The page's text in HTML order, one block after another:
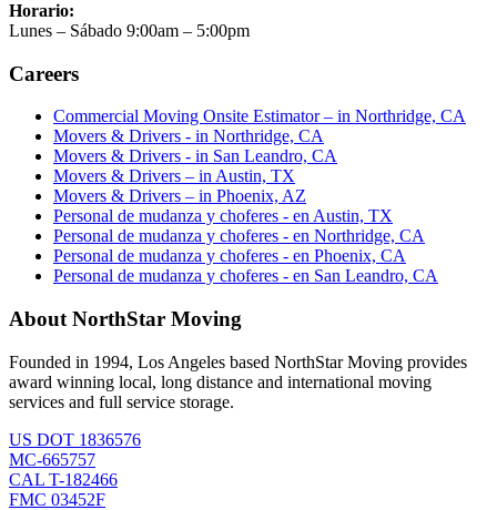
Horario:
Lunes – Sábado 9:00am – 5:00pm
Careers
Commercial Moving Onsite Estimator – in Northridge, CA
Movers & Drivers - in Northridge, CA
Movers & Drivers - in San Leandro, CA
Movers & Drivers – in Austin, TX
Movers & Drivers – in Phoenix, AZ
Personal de mudanza y choferes - en Austin, TX
Personal de mudanza y choferes - en Northridge, CA
Personal de mudanza y choferes - en Phoenix, CA
Personal de mudanza y choferes - en San Leandro, CA
About NorthStar Moving
Founded in 1994, Los Angeles based NorthStar Moving provides
award winning local, long distance and international moving
services and full service storage.
US DOT 1836576
MC-665757
CAL T-182466
FMC 03452F